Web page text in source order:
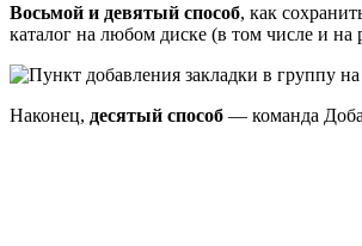
Восьмой и девятый способ, как
каталог на любом диске (в том числе и на
Наконец, десятый способ — команда